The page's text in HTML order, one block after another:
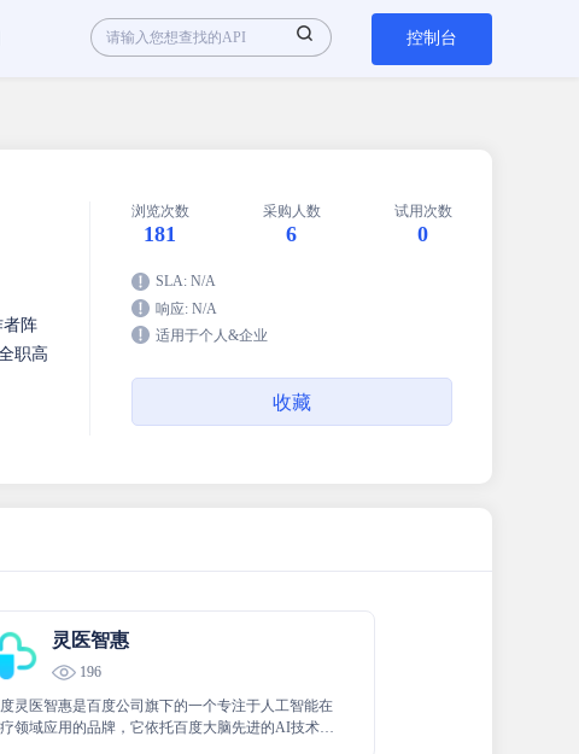
控制台
者阵
职高
浏览次数
181
采购人数
6
试用次数
0
SLA: N/A
响应: N/A
适用于个人&企业
收藏
灵医智惠
196
灵医智惠是百度公司旗下的一个专注于人工智能在
领域应用的品牌，它依托百度大脑先进的AI技术和